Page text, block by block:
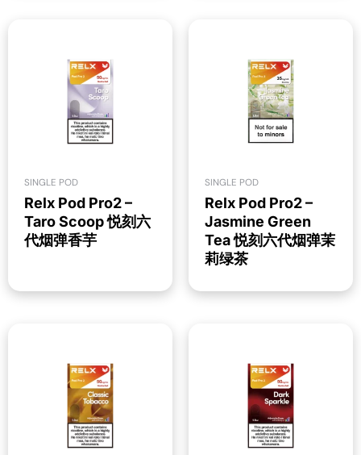
SINGLE POD
Relx Pod Pro2 –
Taro Scoop 悦刻六
代烟弹香芋
SINGLE POD
Relx Pod Pro2 –
Jasmine Green
Tea 悦刻六代烟弹茉
莉绿茶